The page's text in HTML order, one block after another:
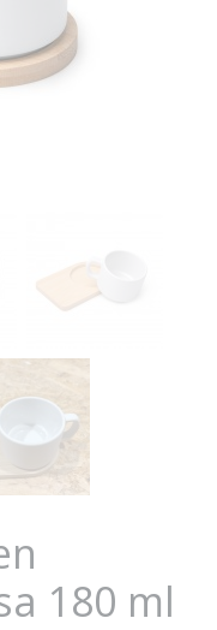
180 ml